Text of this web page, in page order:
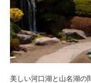
美しい河口湖と山名湖の